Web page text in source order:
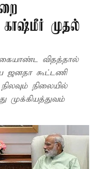
முதல்
கையாண்ட விதத்தால்
ஜனதா கூட்டணி
நிலையில்
முக்கியத்துவம்